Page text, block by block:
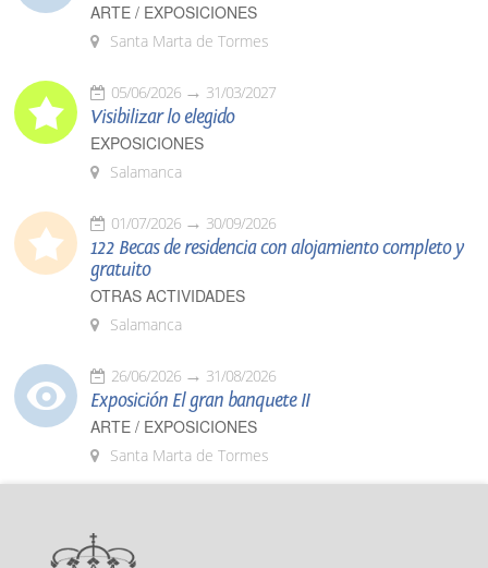
ARTE / EXPOSICIONES
Santa Marta de Tormes
05/06/2026 31/03/2027
Visibilizar lo elegido
EXPOSICIONES
Salamanca
01/07/2026 30/09/2026
122 Becas de residencia con alojamiento completo y
gratuito
OTRAS ACTIVIDADES
Salamanca
26/06/2026 31/08/2026
Exposición El gran banquete II
ARTE / EXPOSICIONES
Santa Marta de Tormes